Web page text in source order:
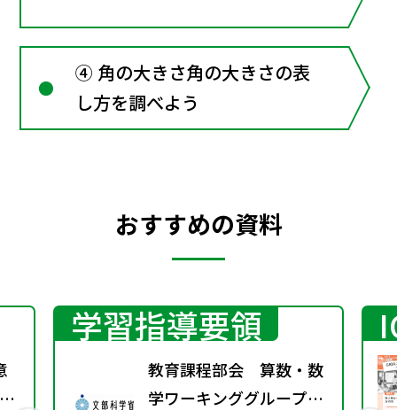
④ 角の大きさ角の大きさの表
し方を調べよう
おすすめの資料
学習指導要領
教育課程部会 算数・数
学ワーキンググループ